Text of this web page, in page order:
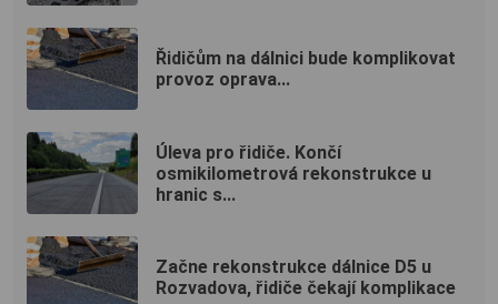
Řidičům na dálnici bude komplikovat
provoz oprava...
Úleva pro řidiče. Končí
osmikilometrová rekonstrukce u
hranic s...
Začne rekonstrukce dálnice D5 u
Rozvadova, řidiče čekají komplikace